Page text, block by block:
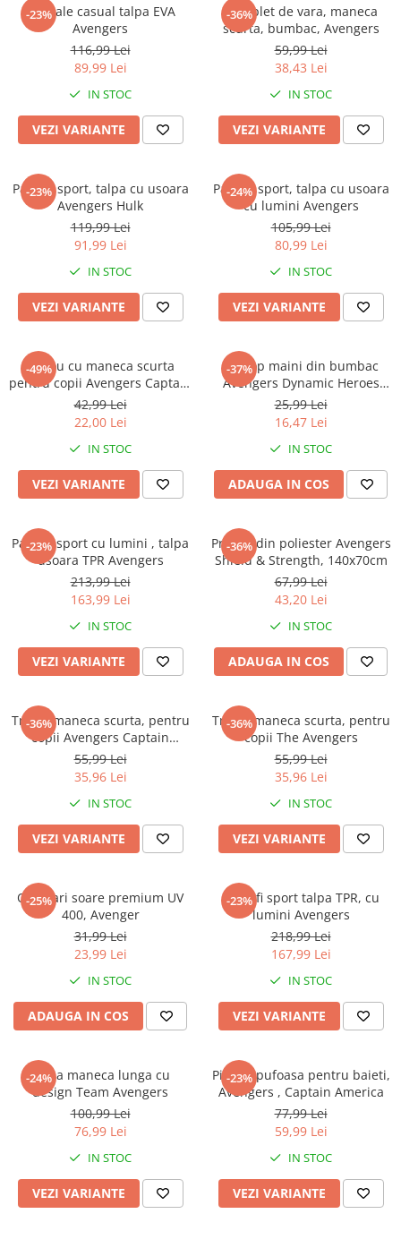
Captain america
Bakugan
Liga Dreptatii
Buzz Lightyear
My Little Pony
Planes
EplusM
Tom & Jerry
Transformers
Top Wings
Incaltaminte baieti
Ghete si cizme baieti
Pantofi baieti
Papuci si slapi baieti
Sandale baieti
Marvel
Monsters Inc.
La casa de papel
Nasa
Kids Euroswan
Rainbow High
Garfield
Nightmare before Christmas
EplusM
Perletti
Arditex
Cry Babies
Wonder Woman
The Grinch
FLAMINGO
Incaltaminte fete
Pantofi fete
Pantofi sport fete
Sandale fete
-23%
Sandale casual talpa EVA
Avengers
116,99 Lei
89,99 Lei
IN STOC
VEZI VARIANTE
-36%
Complet de vara, maneca
scurta, bumbac, Avengers
59,99 Lei
38,43 Lei
IN STOC
VEZI VARIANTE
-23%
Pantofi sport, talpa cu usoara
Avengers Hulk
119,99 Lei
91,99 Lei
IN STOC
VEZI VARIANTE
-24%
Pantofi sport, talpa cu usoara
cu lumini Avengers
105,99 Lei
80,99 Lei
IN STOC
VEZI VARIANTE
-49%
Tricou cu maneca scurta
pentru copii Avengers Captain
America
42,99 Lei
22,00 Lei
IN STOC
VEZI VARIANTE
-37%
Prosop maini din bumbac
Avengers Dynamic Heroes
30x50 cm
25,99 Lei
16,47 Lei
IN STOC
ADAUGA IN COS
-23%
Pantofi sport cu lumini , talpa
usoara TPR Avengers
213,99 Lei
163,99 Lei
IN STOC
VEZI VARIANTE
-36%
Prosop din poliester Avengers
Shield & Strength, 140x70cm
67,99 Lei
43,20 Lei
IN STOC
ADAUGA IN COS
-36%
Tricou maneca scurta, pentru
copii Avengers Captain
America
55,99 Lei
35,96 Lei
IN STOC
VEZI VARIANTE
-36%
Tricou maneca scurta, pentru
copii The Avengers
55,99 Lei
35,96 Lei
IN STOC
VEZI VARIANTE
-25%
Ochelari soare premium UV
400, Avenger
31,99 Lei
23,99 Lei
IN STOC
ADAUGA IN COS
-23%
Pantofi sport talpa TPR, cu
lumini Avengers
218,99 Lei
167,99 Lei
IN STOC
VEZI VARIANTE
-24%
Bluza maneca lunga cu
design Team Avengers
100,99 Lei
76,99 Lei
IN STOC
VEZI VARIANTE
-23%
Pijama pufoasa pentru baieti,
Avengers , Captain America
77,99 Lei
59,99 Lei
IN STOC
VEZI VARIANTE